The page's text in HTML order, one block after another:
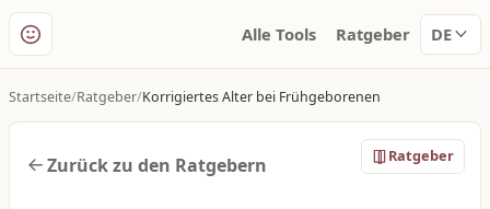
Alle Tools Ratgeber DE
Startseite Ratgeber Korrigiertes Alter bei Frühgeborenen
Zurück zu den Ratgebern Ratgeber